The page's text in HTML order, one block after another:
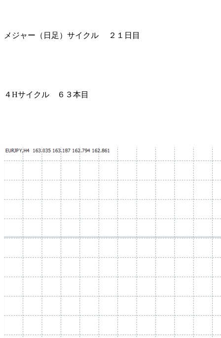
メジャー（日足）サイクル ２１日目
４Hサイクル ６３本目